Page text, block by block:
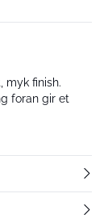
myk finish.
foran gir et